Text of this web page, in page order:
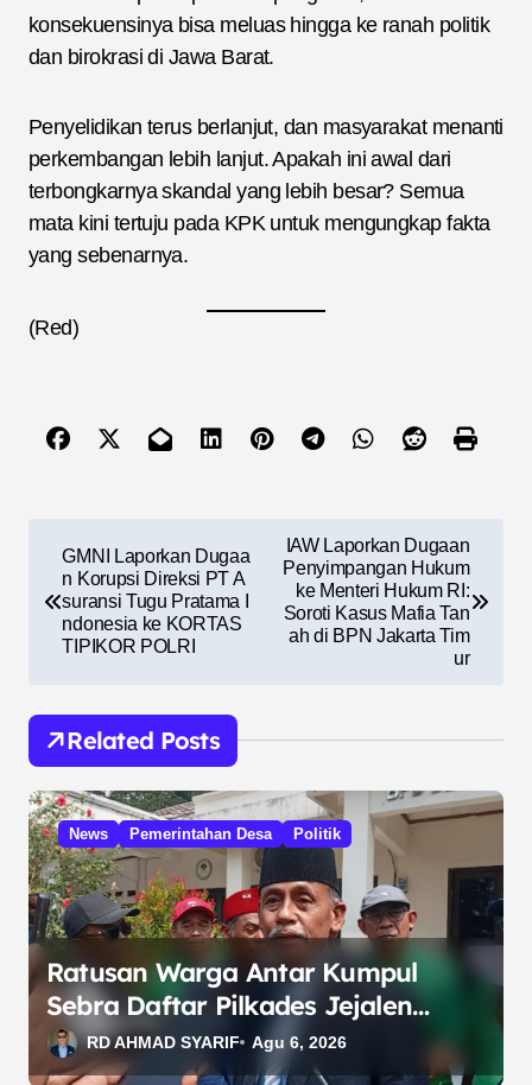
konsekuensinya bisa meluas hingga ke ranah politik
dan birokrasi di Jawa Barat.
Penyelidikan terus berlanjut, dan masyarakat menanti
perkembangan lebih lanjut. Apakah ini awal dari
terbongkarnya skandal yang lebih besar? Semua
mata kini tertuju pada KPK untuk mengungkap fakta
yang sebenarnya.
(Red)
a
s
i
p
o
s
GMNI Laporkan Dugaa
n Korupsi Direksi PT A
suransi Tugu Pratama I
ndonesia ke KORTAS
TIPIKOR POLRI
IAW Laporkan Dugaan
Penyimpangan Hukum
ke Menteri Hukum RI:
Soroti Kasus Mafia Tan
ah di BPN Jakarta Tim
ur
Related Posts
News Pemerintahan Desa Politik
Ratusan Warga Antar Kumpul
Sebra Daftar Pilkades Jejalen
Jaya, Serukan Pemilu Damai
RD AHMAD SYARIF Agu 6, 2026